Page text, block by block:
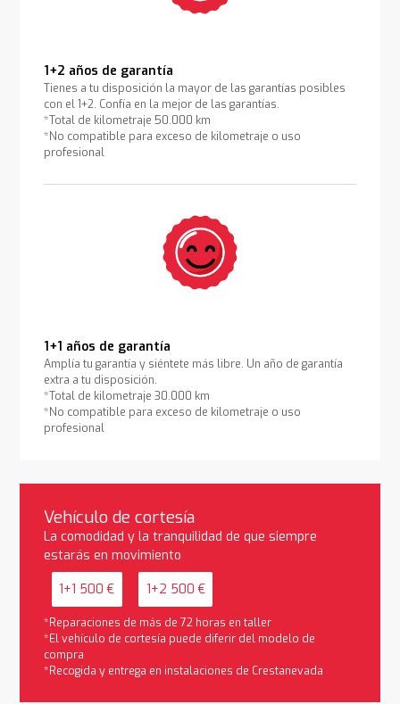
1+2 años de garantía
Tienes a tu disposición la mayor de las garantías posibles
con el 1+2. Confía en la mejor de las garantías.
*Total de kilometraje 50.000 km
*No compatible para exceso de kilometraje o uso
profesional
1+1 años de garantía
Amplía tu garantía y siéntete más libre. Un año de garantía
extra a tu disposición.
*Total de kilometraje 30.000 km
*No compatible para exceso de kilometraje o uso
profesional
Vehículo de cortesía
La comodidad y la tranquilidad de que siempre
estarás en movimiento
1+1 500 € 1+2 500 €
*Reparaciones de más de 72 horas en taller
*El vehículo de cortesía puede diferir del modelo de
compra
*Recogida y entrega en instalaciones de Crestanevada